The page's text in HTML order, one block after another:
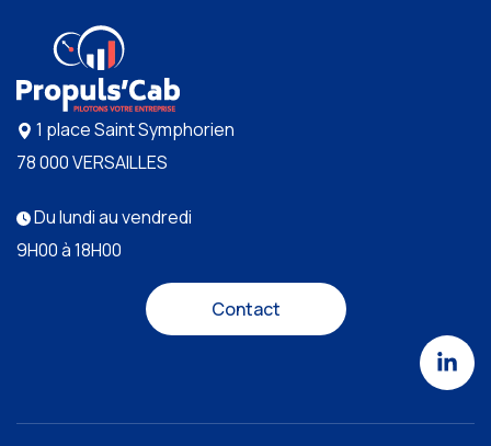
1 place Saint Symphorien
78 000 VERSAILLES
Du lundi au vendredi
9H00 à 18H00
Contact